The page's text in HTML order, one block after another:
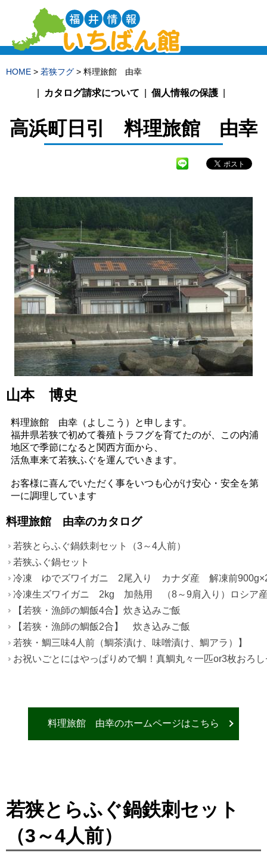
HOME > 若狭フグ > 料理旅館 由幸
カタログ請求について 個人情報の保護
高浜町日引 料理旅館 由幸
山本 博史
料理旅館 由幸（よしこう）と申します。
福井県若狭で初めて養殖トラフグを育てたのが、この内浦
地区で季節になると関西方面から、
活魚車来て若狭ふぐを運んでいきます。
お客様に喜んでいただく事をいつも心がけ安心・安全を第
一に調理しています
料理旅館 由幸のカタログ
若狭とらふぐ鍋鉄刺セット（3～4人前）
若狭ふぐ鍋セット
冷凍 ゆでズワイガニ 2尾入り カナダ産 解凍前
冷凍生ズワイガニ 2kg 加熱用 （8～9肩入り）ロシア
【若狭・漁師の鯛飯4合】炊き込みご飯
【若狭・漁師の鯛飯2合】 炊き込みご飯
若狭・鯛三味4人前（鯛茶漬け、味噌漬け、鯛アラ）】
お祝いごとにはやっぱりめで鯛！真鯛丸々一匹or3枚おろ
料理旅館 由幸のホームページはこちら
若狭とらふぐ鍋鉄刺セット
（3～4人前）